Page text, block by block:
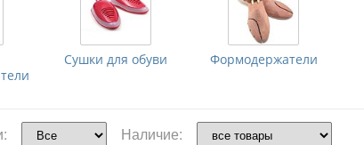
Сушки для обуви Формодержатели
Наличие: